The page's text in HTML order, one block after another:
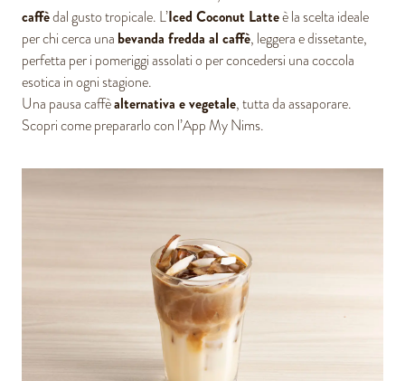
caffèdal gusto tropicale. L’Iced Coconut Latteè la scelta ideale
per chi cerca una bevanda fredda al caffè, leggera e dissetante,
perfetta per i pomeriggi assolati o per concedersi una coccola
esotica in ogni stagione.
Una pausa caffèalternativa e vegetale, tutta da assaporare.
Scopri come prepararlo con l’App My Nims.